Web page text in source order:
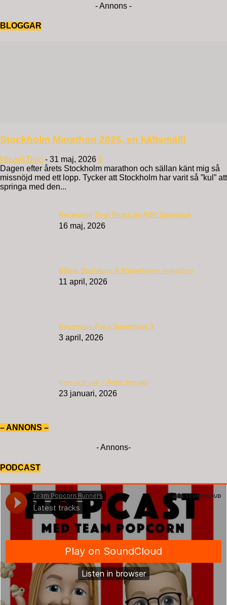
- Annons -
BLOGGAR
Stockholm Marathon 2026, en käftsmäll!
Mikael Tisjö - 31 maj, 2026 0
Dagen efter årets Stockholm marathon och sällan känt mig så
missnöjd med ett lopp. Tycker att Stockholm har varit så ”kul” att
springa med den...
Recension Soar ProtoLab ADV Speedsuit
16 maj, 2026
Bålsta Stadslopp & Köpenhamn marathon
11 april, 2026
Recension Asics Superblast 3
3 april, 2026
Inne och ute – Årets trender
23 januari, 2026
– ANNONS –
- Annons-
PODCAST